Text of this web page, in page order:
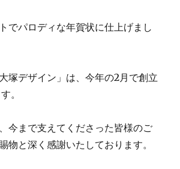
でパロディな年賀状に仕上げまし
塚デザイン」は、今年の2月で創立
。
今まで支えてくださった皆様のご
物と深く感謝いたしております。